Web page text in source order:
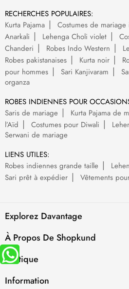
RECHERCHES POPULAIRES:
Kurta Pajama
Costumes de
Anarkali
Lehenga Choli violet
Chanderi
Robes Indo Western
Robes pakistanaises
Kurta noir
pour hommes
Sari Kanjivaram
organza
ROBES INDIENNES POUR
Saris de mariage
Kurta Pajama de
l’Aïd
Costumes pour Diwali
Serwani de mariage
LIENS UTILES:
Robes indiennes grande taille
Sari prêt à expédier
Vêtements
Explorez Davantage
À Propos De Shopkund
Politique
Information